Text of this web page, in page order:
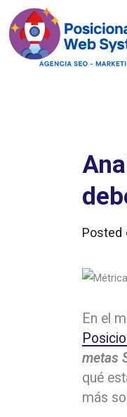
Posted
En el
metas
qué
más